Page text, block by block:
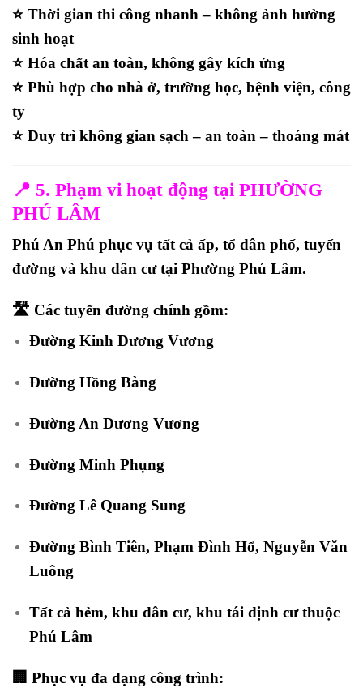
⭐ Thời gian thi công nhanh – không ảnh hưởng
sinh hoạt
⭐ Hóa chất an toàn, không gây kích ứng
⭐ Phù hợp cho nhà ở, trường học, bệnh viện, công
ty
⭐ Duy trì không gian sạch – an toàn – thoáng mát
📍 5. Phạm vi hoạt động tại PHƯỜNG
PHÚ LÂM
Phú An Phú phục vụ tất cả ấp, tổ dân phố, tuyến
đường và khu dân cưtại Phường Phú Lâm.
🛣️ Các tuyến đường chính gồm:
Đường Kinh Dương Vương
Đường Hồng Bàng
Đường An Dương Vương
Đường Minh Phụng
Đường Lê Quang Sung
Đường Bình Tiên, Phạm Đình Hổ, Nguyễn Văn
Luông
Tất cả hẻm, khu dân cư, khu tái định cư thuộc
Phú Lâm
🏢 Phục vụ đa dạng công trình: